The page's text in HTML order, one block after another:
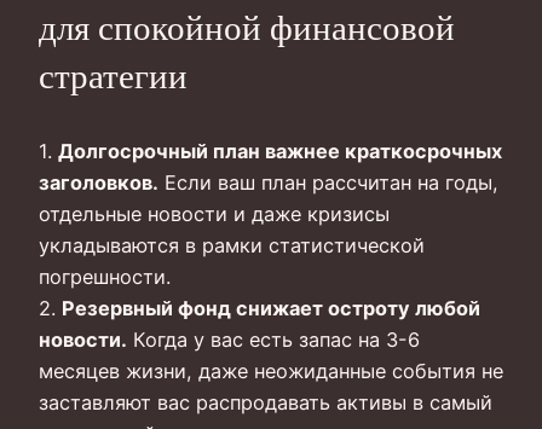
для спокойной финансовой
стратегии
1. Долгосрочный план важнее краткосрочных
заголовков. Если ваш план рассчитан на годы,
отдельные новости и даже кризисы
укладываются в рамки статистической
погрешности.
2. Резервный фонд снижает остроту любой
новости. Когда у вас есть запас на 3-6
месяцев жизни, даже неожиданные события не
заставляют вас распродавать активы в самый